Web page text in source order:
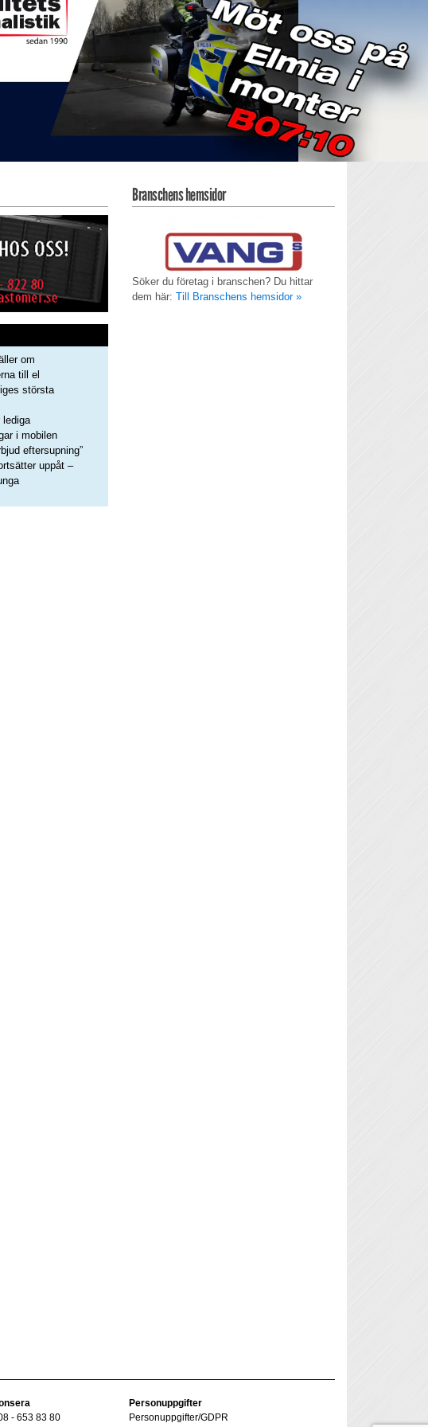
om
till el
största
lediga
i mobilen
eftersupning”
uppåt –
Branschens hemsidor
Söker du företag i branschen? Du hittar
dem här: Till Branschens hemsidor »
- 653 83 80
Personuppgifter
Personuppgifter/GDPR